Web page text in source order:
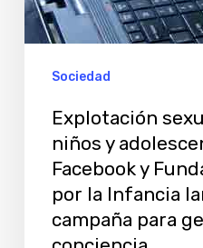
por
Infancia
campaña
generar
conciencia
Sociedad
Explotación
niños y
Facebook y
por la Infancia
campaña para